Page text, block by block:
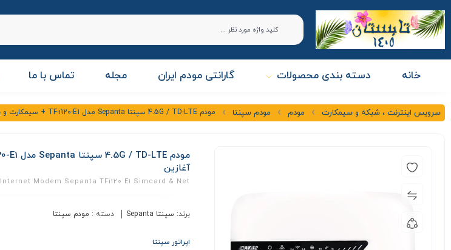
خانه دسته بندی محصولات گارانتی مودم ایران مجله تماس با ما
سرویس اینترنت ، شبکه و سیمکارت مودم مودم سپنتا مودم 4.5G / TD-LTE سپنتا Sepanta مدل TF-i120-E1 + سیمکارت و بسته آغازین
آغازین
Internet Modem Sepanta TFi120 E1 Simcard & Net
برند: سپنتا Sepanta دسته : مودم سپنتا
اپراتور سپنتا